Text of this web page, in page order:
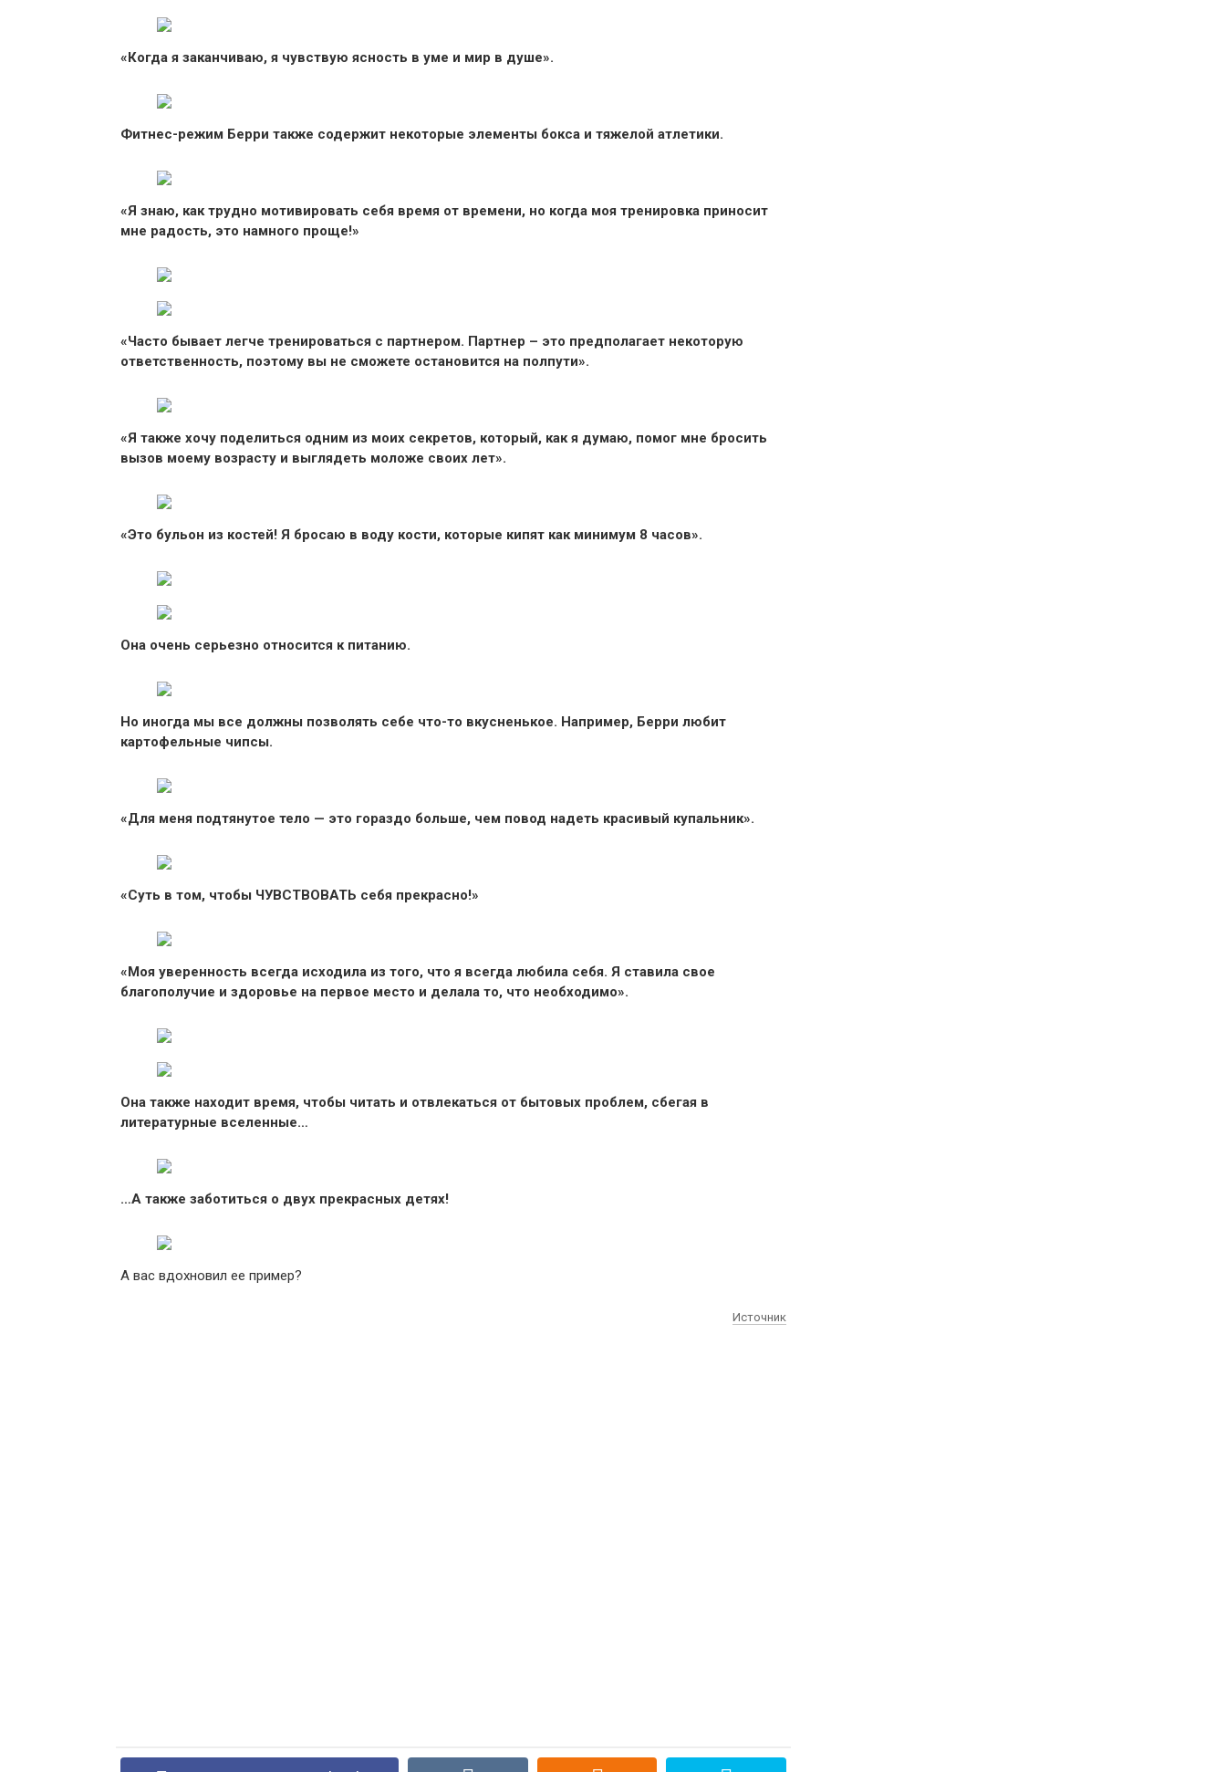
«Когда я заканчиваю, я чувствую ясность в уме и мир в душе».
Фитнес-режим Берри также содержит некоторые элементы бокса и тяжелой атлетики.
«Я знаю, как трудно мотивировать себя время от времени, но когда моя тренировка приносит
мне радость, это намного проще!»
«Часто бывает легче тренироваться с партнером. Партнер – это предполагает некоторую
ответственность, поэтому вы не сможете остановится на полпути».
«Я также хочу поделиться одним из моих секретов, который, как я думаю, помог мне бросить
вызов моему возрасту и выглядеть моложе своих лет».
«Это бульон из костей! Я бросаю в воду кости, которые кипят как минимум 8 часов».
Она очень серьезно относится к питанию.
Но иногда мы все должны позволять себе что-то вкусненькое. Например, Берри любит
картофельные чипсы.
«Для меня подтянутое тело — это гораздо больше, чем повод надеть красивый купальник».
«Суть в том, чтобы ЧУВСТВОВАТЬ себя прекрасно!»
«Моя уверенность всегда исходила из того, что я всегда любила себя. Я ставила свое
благополучие и здоровье на первое место и делала то, что необходимо».
Она также находит время, чтобы читать и отвлекаться от бытовых проблем, сбегая в
литературные вселенные…
…А также заботиться о двух прекрасных детях!
А вас вдохновил ее пример?
Источник